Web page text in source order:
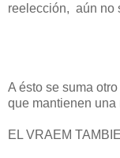
reelección, aún no
A ésto se suma
que mantienen una
EL VRAEM